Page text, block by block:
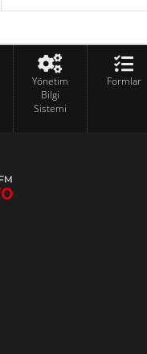
Yönetim
Bilgi
Sistemi
Formlar